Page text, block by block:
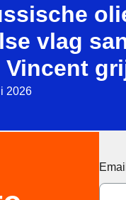
vlag
Vincent
2026